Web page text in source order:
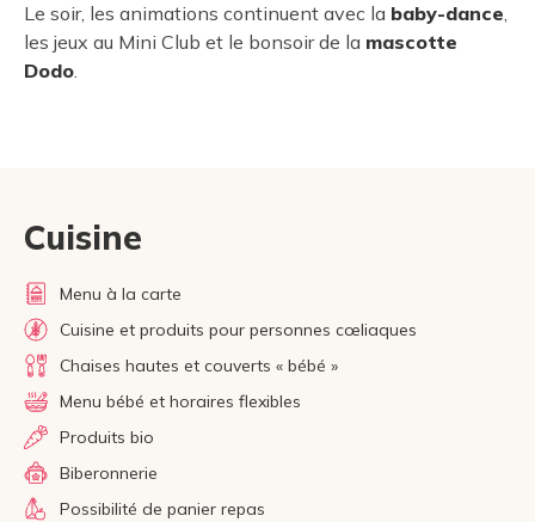
Le soir, les animations continuent avec la baby-dance,
les jeux au Mini Club et le bonsoir de la mascotte
Dodo.
Cuisine
Menu à la carte
Cuisine et produits pour personnes cœliaques
Chaises hautes et couverts « bébé »
Menu bébé et horaires flexibles
Produits bio
Biberonnerie
Possibilité de panier repas